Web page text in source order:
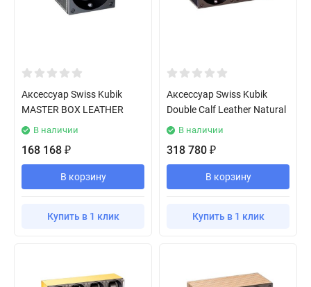
Аксессуар Swiss Kubik
MASTER BOX LEATHER
В наличии
168 168 ₽
В корзину
Купить в 1 клик
Аксессуар Swiss Kubik
Double Calf Leather Natural
В наличии
318 780 ₽
В корзину
Купить в 1 клик